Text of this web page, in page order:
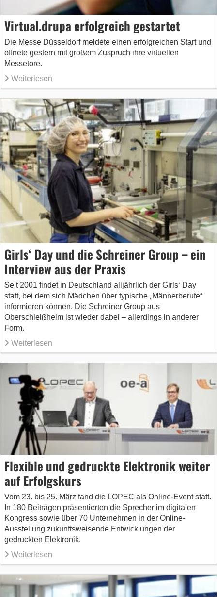
Virtual.drupa erfolgreich gestartet
Die Messe Düsseldorf meldete einen erfolgreichen Start und
öffnete gestern mit großem Zuspruch ihre virtuellen
Messetore.
Weiterlesen
Girls‘ Day und die Schreiner Group – ein
Interview aus der Praxis
Seit 2001 findet in Deutschland alljährlich der Girls‘ Day
statt, bei dem sich Mädchen über typische „Männerberufe“
informieren können. Die Schreiner Group aus
Oberschleißheim ist wieder dabei – allerdings in anderer
Form.
Weiterlesen
Flexible und gedruckte Elektronik weiter
auf Erfolgskurs
Vom 23. bis 25. März fand die LOPEC als Online-Event statt.
In 180 Beiträgen präsentierten die Sprecher im digitalen
Kongress sowie über 70 Unternehmen in der Online-
Ausstellung zukunftsweisende Entwicklungen der
gedruckten Elektronik.
Weiterlesen